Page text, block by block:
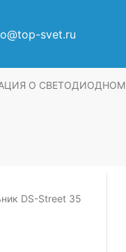
svet.ru
О СВЕТОДИОДНОМ
DS-Street 35